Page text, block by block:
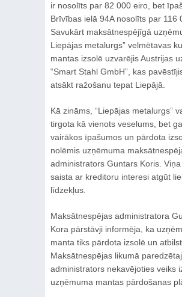
ir nosolīts par 82 000 eiro, bet
Brīvības ielā 94A nosolīts par 116
Savukārt maksātnespējīgā
Liepājas metalurgs” velmētavas
mantas izsolē uzvarējis Austrijas
“Smart Stahl GmbH”, kas
atsākt ražošanu tepat Liepājā.
Kā zināms, “Liepājas metalurgs”
tirgota kā vienots veselums, bet
vairākos īpašumos un pārdota
nolēmis uzņēmuma
administrators Guntars Koris.
saista ar kreditoru interesi atgūt
līdzekļus.
Maksātnespējas administratora
Kora pārstāvji informēja, ka
manta tiks pārdota izsolē un
Maksātnespējas likumā
administrators nekavējoties veiks
uzņēmuma mantas pārdošanas